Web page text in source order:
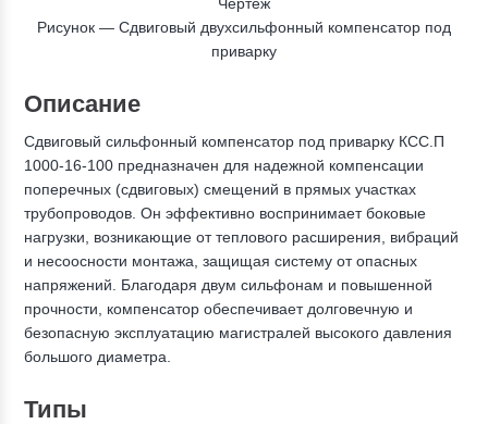
Рисунок — Сдвиговый двухсильфонный компенсатор под
приварку
Описание
Сдвиговый сильфонный компенсатор под приварку КСС.П
1000-16-100 предназначен для надежной компенсации
поперечных (сдвиговых) смещений в прямых участках
трубопроводов. Он эффективно воспринимает боковые
нагрузки, возникающие от теплового расширения, вибраций
и несоосности монтажа, защищая систему от опасных
напряжений. Благодаря двум сильфонам и повышенной
прочности, компенсатор обеспечивает долговечную и
безопасную эксплуатацию магистралей высокого давления
большого диаметра.
Типы